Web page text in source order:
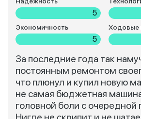
5
Экономичность
5
Ходовые
За последние года так
постоянным ремонтом
что плюнул и купил новую
не самая бюджетная
головной боли с очередной